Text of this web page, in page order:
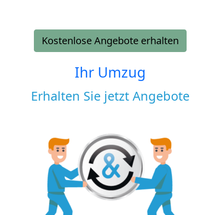
Kostenlose Angebote erhalten
Ihr Umzug
Erhalten Sie jetzt Angebote